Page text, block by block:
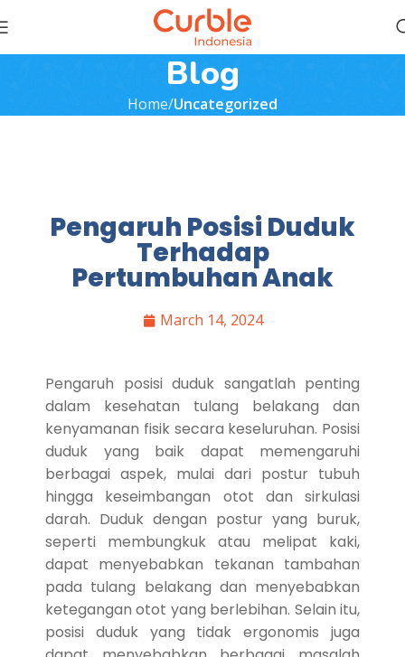
Blog
Home Uncategorized
Pengaruh Posisi Duduk
Terhadap
Pertumbuhan Anak
March 14, 2024
Pengaruh posisi duduk sangatlah penting
dalam kesehatan tulang belakang dan
kenyamanan fisik secara keseluruhan. Posisi
duduk yang baik dapat memengaruhi
berbagai aspek, mulai dari postur tubuh
hingga keseimbangan otot dan sirkulasi
darah. Duduk dengan postur yang buruk,
seperti membungkuk atau melipat kaki,
dapat menyebabkan tekanan tambahan
pada tulang belakang dan menyebabkan
ketegangan otot yang berlebihan. Selain itu,
posisi duduk yang tidak ergonomis juga